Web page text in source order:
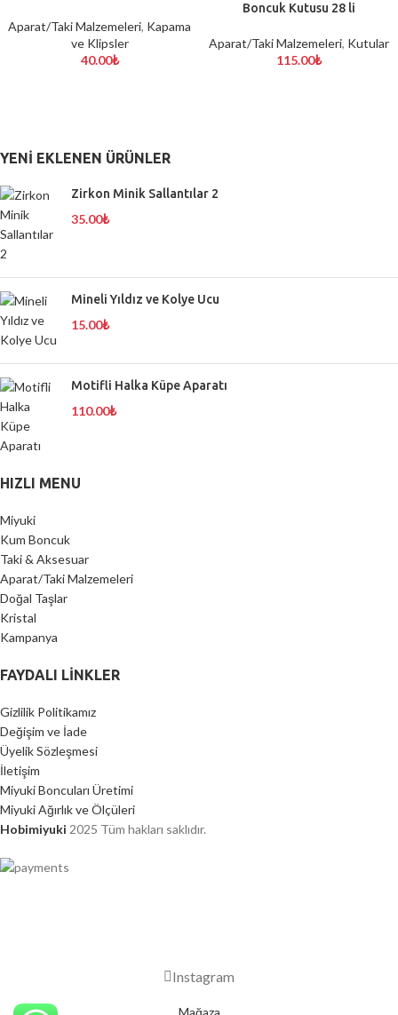
Aparat/Taki Malzemeleri, Kapama
ve Klipsler
40.00₺
Boncuk Kutusu 28 li
Aparat/Taki Malzemeleri, Kutular
115.00₺
YENI EKLENEN ÜRÜNLER
Zirkon Minik Sallantılar 2
35.00₺
Mineli Yıldız ve Kolye Ucu
15.00₺
Motifli Halka Küpe Aparatı
110.00₺
HIZLI MENU
Miyuki
Kum Boncuk
Taki & Aksesuar
Aparat/Taki Malzemeleri
Doğal Taşlar
Kristal
Kampanya
FAYDALI LİNKLER
Gizlilik Politikamız
Değişim ve İade
Üyelik Sözleşmesi
İletişim
Miyuki Boncuları Üretimi
Miyuki Ağırlık ve Ölçüleri
Hobimiyuki 2025 Tüm hakları saklıdır.
Instagram
Mağaza